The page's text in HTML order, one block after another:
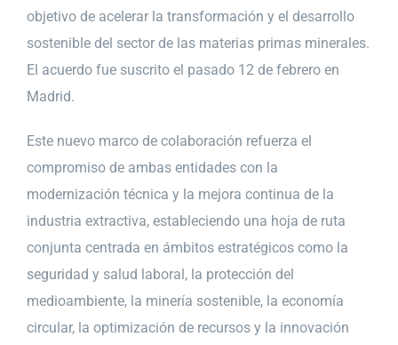
objetivo de acelerar la transformación y el desarrollo
sostenible del sector de las materias primas minerales.
El acuerdo fue suscrito el pasado 12 de febrero en
Madrid.
Este nuevo marco de colaboración refuerza el
compromiso de ambas entidades con la
modernización técnica y la mejora continua de la
industria extractiva, estableciendo una hoja de ruta
conjunta centrada en ámbitos estratégicos como la
seguridad y salud laboral, la protección del
medioambiente, la minería sostenible, la economía
circular, la optimización de recursos y la innovación